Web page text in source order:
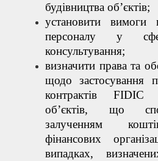
будівництва об’єктів;
установити вимоги
персоналу у
консультування;
визначити права та
щодо застосування
контрактів FIDIC
об’єктів, що
залученням
фінансових
випадках,